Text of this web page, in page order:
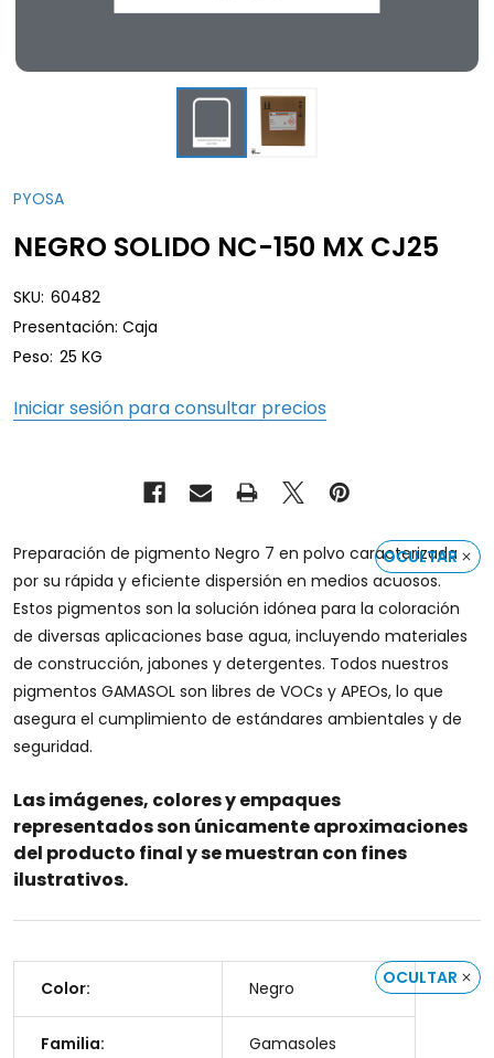
PYOSA
NEGRO SOLIDO NC-150 MX CJ25
SKU: 60482
Presentación: Caja
Peso: 25 KG
Iniciar sesión para consultar precios
OCULTAR
Preparación de pigmento Negro 7 en polvo caracterizada
por su rápida y eficiente dispersión en medios acuosos.
Estos pigmentos son la solución idónea para la coloración
de diversas aplicaciones base agua, incluyendo materiales
de construcción, jabones y detergentes. Todos nuestros
pigmentos GAMASOL son libres de VOCs y APEOs, lo que
asegura el cumplimiento de estándares ambientales y de
seguridad.
Las imágenes, colores y empaques
representados son únicamente aproximaciones
del producto final y se muestran con fines
ilustrativos.
OCULTAR
Color: Negro
Familia: Gamasoles